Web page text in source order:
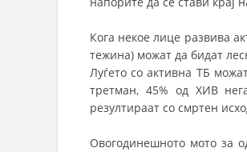
Кога некое лице развива
тежина) можат да бидат
Луѓето со активна ТБ
третман, 45% од ХИВ
резултираат со смртен
Овогодинешното мото за